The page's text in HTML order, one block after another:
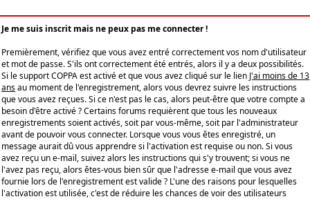
Je me suis inscrit mais ne peux pas me connecter !
Premièrement, vérifiez que vous avez entré correctement vos nom d'utilisateur
et mot de passe. S'ils ont correctement été entrés, alors il y a deux possibilités.
Si le support COPPA est activé et que vous avez cliqué sur le lien J'ai moins de 13
ansau moment de l'enregistrement, alors vous devrez suivre les instructions
que vous avez reçues. Si ce n'est pas le cas, alors peut-être que votre compte a
besoin d'être activé ? Certains forums requièrent que tous les nouveaux
enregistrements soient activés, soit par vous-même, soit par l'administrateur
avant de pouvoir vous connecter. Lorsque vous vous êtes enregistré, un
message aurait dû vous apprendre si l'activation est requise ou non. Si vous
avez reçu un e-mail, suivez alors les instructions qui s'y trouvent; si vous ne
l'avez pas reçu, alors êtes-vous bien sûr que l'adresse e-mail que vous avez
fournie lors de l'enregistrement est valide ? L'une des raisons pour lesquelles
l'activation est utilisée, c'est de réduire les chances de voir des utilisateurs